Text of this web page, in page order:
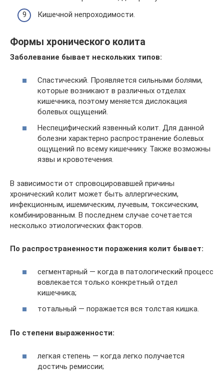
Кишечной непроходимости.
Формы хронического колита
Заболевание бывает нескольких типов:
Спастический. Проявляется сильными болями,
которые возникают в различных отделах
кишечника, поэтому меняется дислокация
болевых ощущений.
Неспецифический язвенный колит. Для данной
болезни характерно распространение болевых
ощущений по всему кишечнику. Также возможны
язвы и кровотечения.
В зависимости от спровоцировавшей причины
хронический колит может быть аллергическим,
инфекционным, ишемическим, лучевым, токсическим,
комбинированным. В последнем случае сочетается
несколько этиологических факторов.
По распространенности поражения колит бывает:
сегментарный — когда в патологический процесс
вовлекается только конкретный отдел
кишечника;
тотальный — поражается вся толстая кишка.
По степени выраженности:
легкая степень — когда легко получается
достичь ремиссии;